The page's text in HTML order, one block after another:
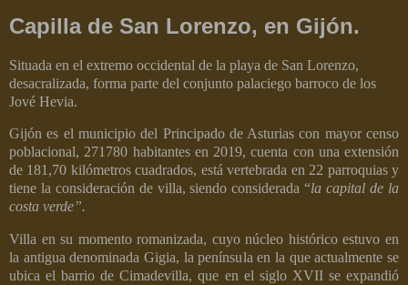
Capilla de San Lorenzo, en Gijón.
Situada en el extremo occidental de la playa de San Lorenzo,
desacralizada, forma parte del conjunto palaciego barroco de los
Jové Hevia.
Gijón es el municipio del Principado de Asturias con mayor censo
poblacional, 271780 habitantes en 2019, cuenta con una extensión
de 181,70 kilómetros cuadrados, está vertebrada en 22 parroquias y
tiene la consideración de villa, siendo considerada “la capital de la
costa verde”.
Villa en su momento romanizada, cuyo núcleo histórico estuvo en
la antigua denominada Gigia, la península en la que actualmente se
ubica el barrio de Cimadevilla, que en el siglo XVII se expandió